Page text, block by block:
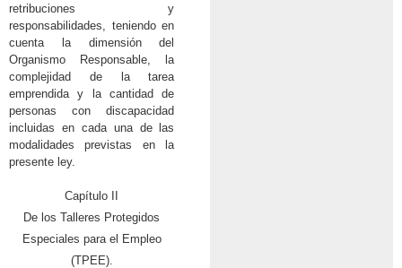
retribuciones y
responsabilidades, teniendo en
cuenta la dimensión del
Organismo Responsable, la
complejidad de la tarea
emprendida y la cantidad de
personas con discapacidad
incluidas en cada una de las
modalidades previstas en la
presente ley.
Capítulo II
De los Talleres Protegidos
Especiales para el Empleo
(TPEE).